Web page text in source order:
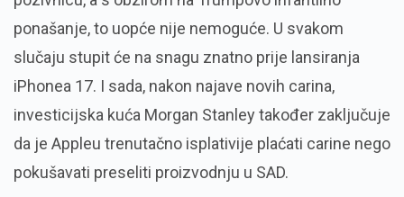
ponašanje, to uopće nije nemoguće. U svakom
slučaju stupit će na snagu znatno prije lansiranja
iPhonea 17. I sada, nakon najave novih carina,
investicijska kuća Morgan Stanley također zaključuje
da je Appleu trenutačno isplativije plaćati carine nego
pokušavati preseliti proizvodnju u SAD.